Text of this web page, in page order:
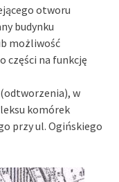
otworu
budynku
możliwość
części na funkcję
w
komórek
przy ul. Ogińskiego